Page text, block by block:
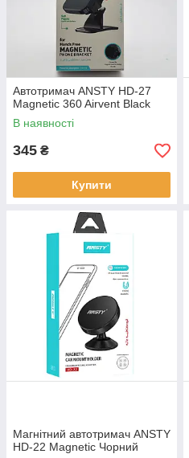
Автотримач ANSTY HD-27
Magnetic 360 Airvent Black
В наявності
345 ₴
Купити
Магнітний автотримач ANSTY
HD-22 Magnetic Чорний